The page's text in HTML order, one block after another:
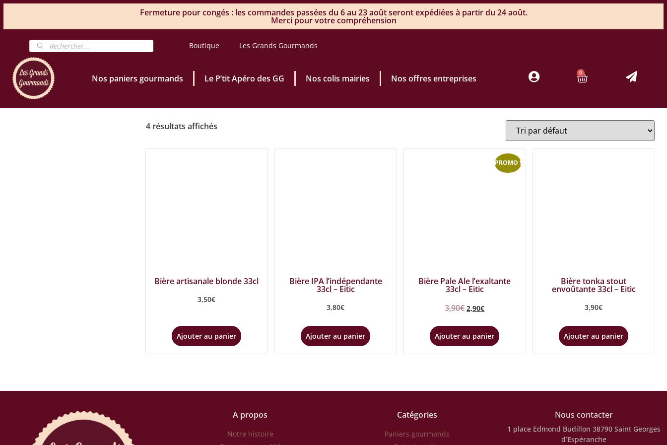
Fermeture pour congés : les commandes passées du 6 au 23 août seront expédiées à partir du 24 août.
Merci pour votre compréhension
Boutique Les Grands Gourmands
Nos paniers gourmands Le P’tit Apéro des GG Nos colis mairies Nos offres entreprises
0
4 résultats affichés
Bière artisanale blonde 33cl
3,50€
Ajouter au panier
Bière IPA l’indépendante
33cl – Eitic
3,80€
Ajouter au panier
PROMO !
Bière Pale Ale l’exaltante
33cl – Eitic
3,90€ 2,90€
Ajouter au panier
Bière tonka stout
envoûtante 33cl – Eitic
3,90€
Ajouter au panier
A propos
Notre histoire
Catégories
Paniers gourmands
Nous contacter
1 place Edmond Budillon 38790 Saint Georges
d’Espéranche